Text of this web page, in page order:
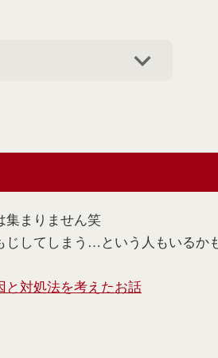
集まりません笑
してしまう…という人もいるか
対処法を考えたお話